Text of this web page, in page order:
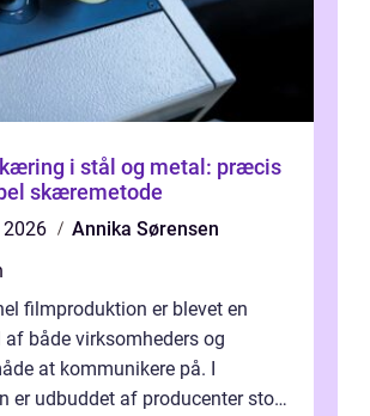
i stål og metal: præcis
skæremetode
Annika Sørensen
filmproduktion er blevet en
af både virksomheders og
at kommunikere på. I
er udbuddet af producenter stort,